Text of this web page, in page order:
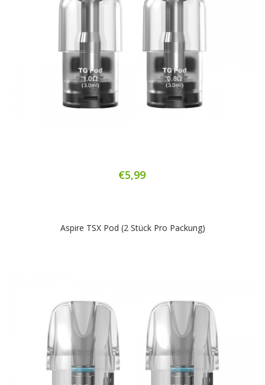
€5,99
Aspire TSX Pod (2 Stück Pro Packung)